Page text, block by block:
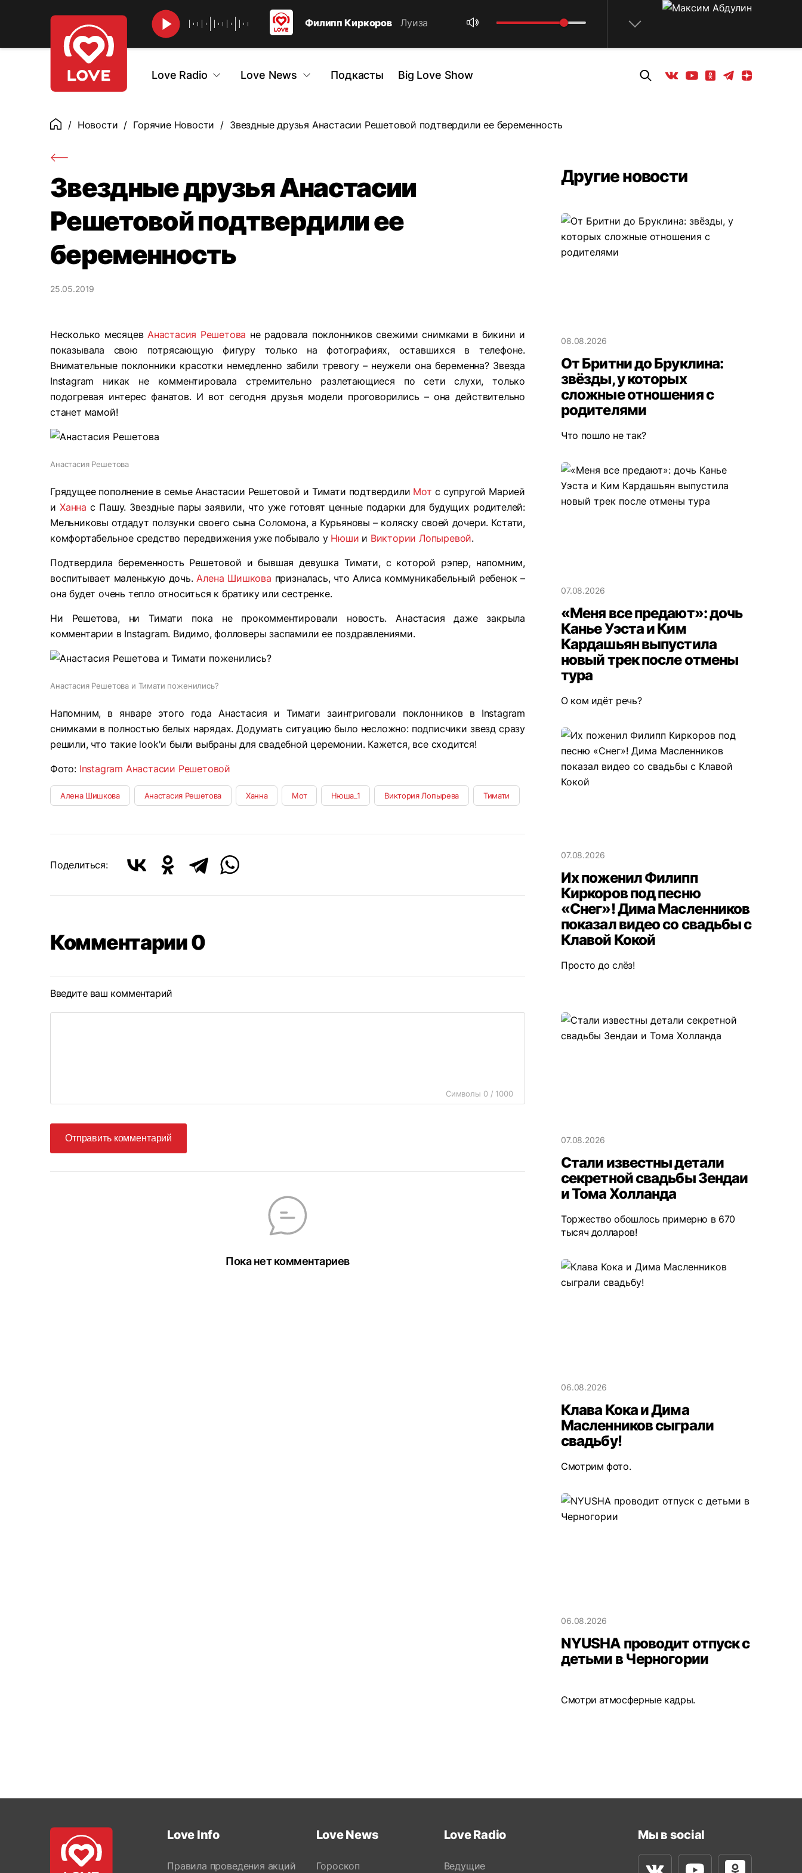
Филипп Киркоров Луиза
Love Radio Love News Подкасты Big Love Show Вконтакте
YoutubeОдноклассники
ТелеграмЯндекс дзен
ГлавнаяНовости Горячие Новости Звездные друзья Анастасии Решетовой подтвердили ее беременность
Звездные друзья Анастасии
Решетовой подтвердили ее
беременность
25.05.2019
Несколько месяцев Анастасия Решетова не радовала поклонников свежими снимками в бикини и
показывала свою потрясающую фигуру только на фотографиях, оставшихся в телефоне.
Внимательные поклонники красотки немедленно забили тревогу – неужели она беременна? Звезда
Instagram никак не комментировала стремительно разлетающиеся по сети слухи, только
подогревая интерес фанатов. И вот сегодня друзья модели проговорились – она действительно
станет мамой!
Анастасия Решетова
Грядущее пополнение в семье Анастасии Решетовой и Тимати подтвердили Мот с супругой Марией
и Ханна с Пашу. Звездные пары заявили, что уже готовят ценные подарки для будущих родителей:
Мельниковы отдадут ползунки своего сына Соломона, а Курьяновы – коляску своей дочери. Кстати,
комфортабельное средство передвижения уже побывало у Нюши и Виктории Лопыревой.
Подтвердила беременность Решетовой и бывшая девушка Тимати, с которой рэпер, напомним,
воспитывает маленькую дочь.Алена Шишкова призналась, что Алиса коммуникабельный ребенок –
она будет очень тепло относиться к братику или сестренке.
Ни Решетова, ни Тимати пока не прокомментировали новость. Анастасия даже закрыла
комментарии в Instagram. Видимо, фолловеры заспамили ее поздравлениями.
Анастасия Решетова и Тимати поженились?
Напомним, в январе этого года Анастасия и Тимати заинтриговали поклонников в Instagram
снимками в полностью белых нарядах. Додумать ситуацию было несложно: подписчики звезд сразу
решили, что такие look'и были выбраны для свадебной церемонии. Кажется, все сходится!
Фото: Instagram Анастасии Решетовой
Алена Шишкова Анастасия Решетова Ханна Мот Нюша_1 Виктория Лопырева Тимати
Поделиться:
Комментарии 0
Введите ваш комментарий
Символы 0 / 1000
Отправить комментарий
Пока нет комментариев
Другие новости
08.08.2026
От Бритни до Бруклина:
звёзды, у которых
сложные отношения с
родителями
Что пошло не так?
07.08.2026
«Меня все предают»: дочь
Канье Уэста и Ким
Кардашьян выпустила
новый трек после отмены
тура
О ком идёт речь?
07.08.2026
Их поженил Филипп
Киркоров под песню
«Снег»! Дима Масленников
показал видео со свадьбы с
Клавой Кокой
Просто до слёз!
07.08.2026
Стали известны детали
секретной свадьбы Зендаи
и Тома Холланда
Торжество обошлось примерно в 670
тысяч долларов!
06.08.2026
Клава Кока и Дима
Масленников сыграли
свадьбу!
Смотрим фото.
06.08.2026
NYUSHA проводит отпуск с
детьми в Черногории
Смотри атмосферные кадры.
Love Info
Правила проведения акций
Love News
Гороскоп
Love Radio
Ведущие
Мы в social